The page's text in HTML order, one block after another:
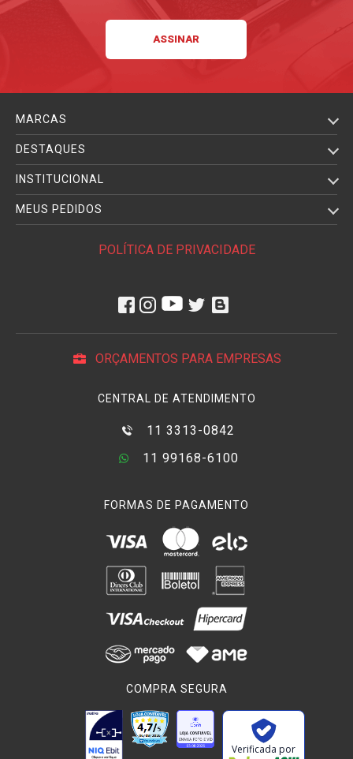
MARCAS
DESTAQUES
INSTITUCIONAL
MEUS PEDIDOS
POLÍTICA DE PRIVACIDADE
ORÇAMENTOS PARA EMPRESAS
CENTRAL DE ATENDIMENTO
11 3313-0842
11 99168-6100
FORMAS DE PAGAMENTO
COMPRA SEGURA
Verificada por